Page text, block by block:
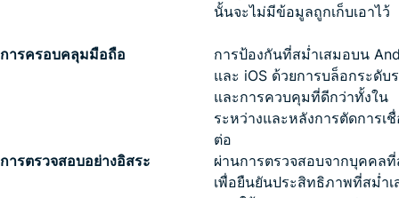
นั้นจะไม่มีข้อมูลถูกเก็บเอาไว้
การครอบคลุมมือถือ
การป้องกันที่สม่ำเสมอบน
และ iOS ด้วยการบล็อกระดับ
และการควบคุมที่ดีกว่าทั้งใน
ระหว่างและหลังการตัดการเ
ต่อ
การตรวจสอบอย่างอิสระ
ผ่านการตรวจสอบจากบุคคล
เพื่อยืนยันประสิทธิภาพที่สม่ำเ